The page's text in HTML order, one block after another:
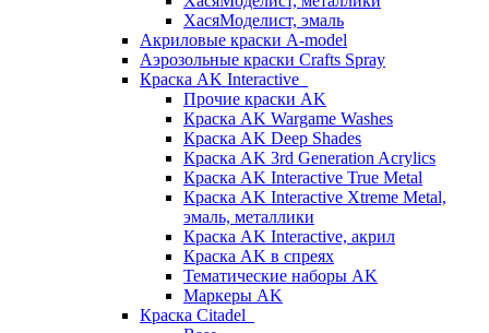
ХасяМоделист, эмаль
Акриловые краски A-model
Аэрозольные краски Crafts Spray
Краска AK Interactive
Прочие краски AK
Краска AK Wargame Washes
Краска AK Deep Shades
Краска AK 3rd Generation Acrylics
Краска AK Interactive True Metal
Краска AK Interactive Xtreme Metal,
эмаль, металлики
Краска AK Interactive, акрил
Краска AK в спреях
Тематические наборы AK
Маркеры AK
Краска Citadel